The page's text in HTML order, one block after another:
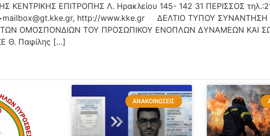
ΚΕΝΤΡΙΚΗΣ ΕΠΙΤΡΟΠΗΣ Λ. Ηρακλείου 145- 142 31 ΠΕΡΙΣΣΟΣ
mailbox@gt.kke.gr, http://www.kke.gr ΔΕΛΤΙΟ ΤΥΠΟΥ ΣΥΝΑΝΤΗΣΗ
ΟΜΟΣΠΟΝΔΙΩΝ ΤΟΥ ΠΡΟΣΩΠΙΚΟΥ ΕΝΟΠΛΩΝ ΔΥΝΑΜΕΩΝ ΚΑΙ
Θ. Παφίλης […]
ΑΝΑΚΟΙΝΏΣΕΙΣ